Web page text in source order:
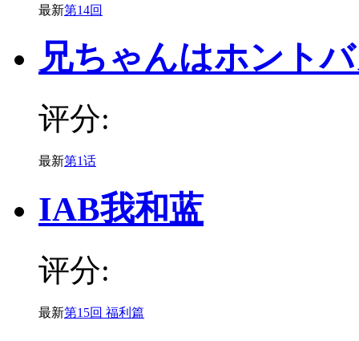
最新第14回
兄ちゃんはホント
评分:
最新第1话
IAB我和蓝
评分:
最新第15回 福利篇